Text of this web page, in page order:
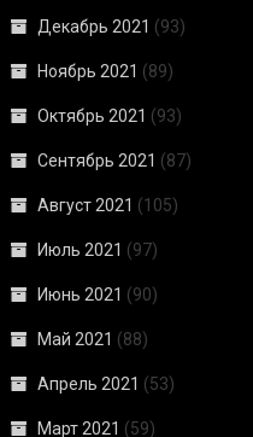
Декабрь 2021 (93)
Ноябрь 2021 (89)
Октябрь 2021 (93)
Сентябрь 2021 (87)
Август 2021 (105)
Июль 2021 (97)
Июнь 2021 (90)
Май 2021 (88)
Апрель 2021 (53)
Март 2021 (59)